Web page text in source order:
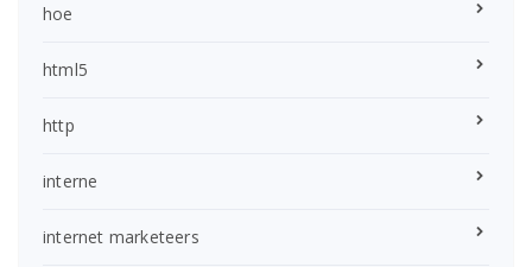
hoe
html5
http
interne
internet marketeers